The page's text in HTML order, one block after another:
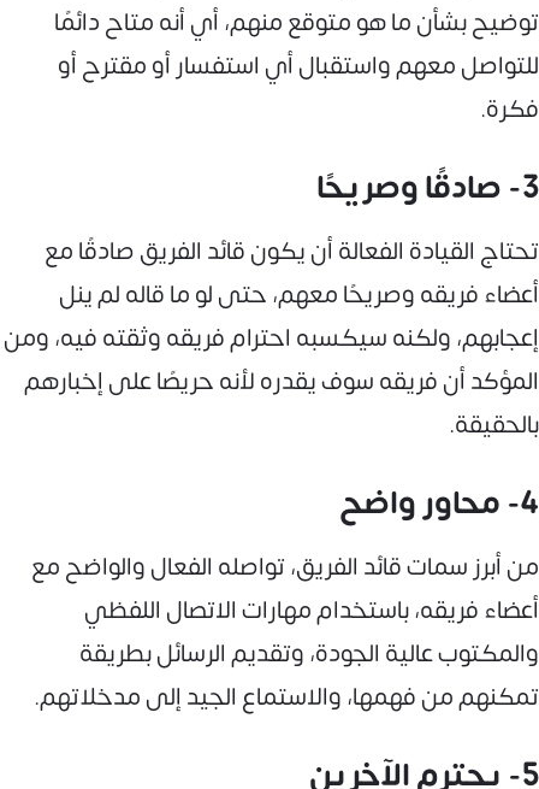
توضيح بشأن ما هو متوقع منهم، أي أنه متاح دائمًا
للتواصل معهم واستقبال أي استفسار أو مقترح أو
فكرة.
3- صادقًا وصريحًا
تحتاج القيادة الفعالة أن يكون قائد الفريق صادقًا مع
أعضاء فريقه وصريحًا معهم، حتى لو ما قاله لم ينل
إعجابهم، ولكنه سيكسبه احترام فريقه وثقته فيه، ومن
المؤكد أن فريقه سوف يقدره لأنه حريصًا على إخبارهم
بالحقيقة.
4- محاور واضح
من أبرز سمات قائد الفريق، تواصله الفعال والواضح مع
أعضاء فريقه، باستخدام مهارات الاتصال اللفظي
والمكتوب عالية الجودة، وتقديم الرسائل بطريقة
تمكنهم من فهمها، والاستماع الجيد إلى مدخلاتهم.
5- يحترم الآخرين